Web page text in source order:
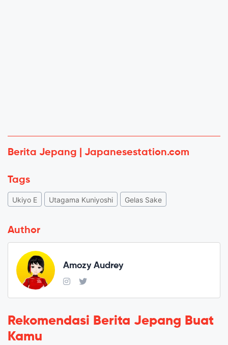
Berita Jepang | Japanesestation.com
Tags
Ukiyo E Utagama Kuniyoshi Gelas Sake
Author
Amozy Audrey
Rekomendasi Berita Jepang Buat
Kamu